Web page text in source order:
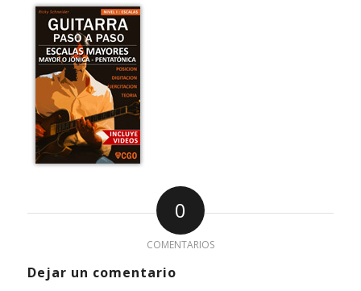
0
COMENTARIOS
Dejar un comentario